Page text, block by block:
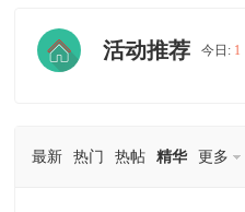
活动推荐 今日: 1
最新 热门 热帖 精华 更多